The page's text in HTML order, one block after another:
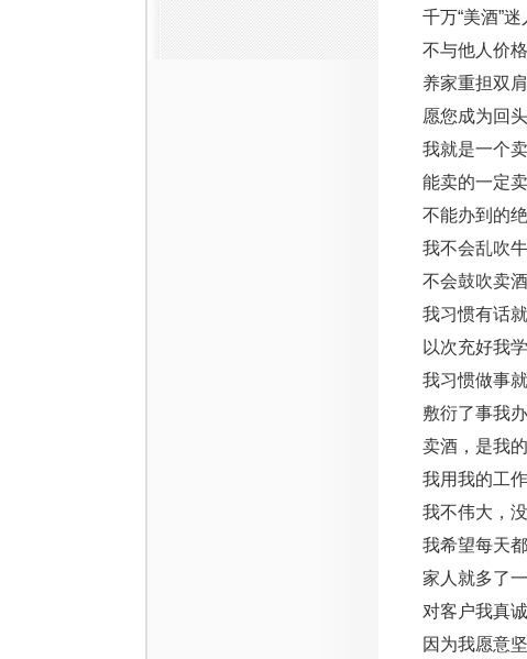
千万“美酒”
不与他人价
养家重担双
愿您成为回
我就是一个卖
能卖的一定卖
不能办到的
我不会乱吹牛
不会鼓吹卖
我习惯有话
以次充好我
我习惯做事
敷衍了事我办
卖酒，是我的
我用我的工
我不伟大，
我希望每天
家人就多了
对客户我真
因为我愿意坚